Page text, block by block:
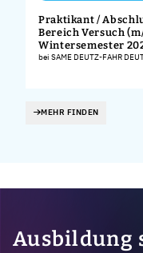
Praktikant /
Bereich Versuch
Wintersemester
bei SAME DEUTZ-FAHR
MEHR FINDEN
Ausbildung